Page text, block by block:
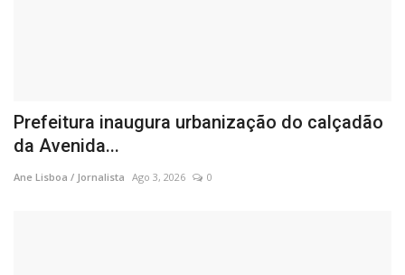
Prefeitura inaugura urbanização do calçadão
da Avenida...
Ane Lisboa / Jornalista Ago 3, 2026 0